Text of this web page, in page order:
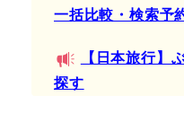
一括比較・検索予
【日本旅行】
探す